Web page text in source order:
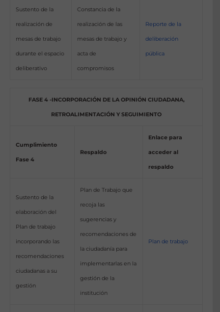
Sustento de la
realización de
mesas de trabajo
durante el espacio
deliberativo
Constancia de la
realización de las
mesas de trabajo y
acta de
compromisos
Reporte de la
deliberación
pública
FASE 4 -INCORPORACIÓN DE LA OPINIÓN CIUDADANA,
RETROALIMENTACIÓN Y SEGUIMIENTO
Cumplimiento
Fase 4
Respaldo
Enlace para
acceder al
respaldo
Sustento de la
elaboración del
Plan de trabajo
incorporando las
recomendaciones
ciudadanas a su
gestión
Plan de Trabajo que
recoja las
sugerencias y
recomendaciones de
la ciudadanía para
implementarlas en la
gestión de la
institución
Plan de trabajo